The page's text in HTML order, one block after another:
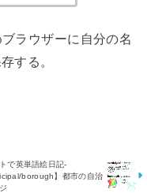
ラウザーに自分の名
する。
で英単語絵日記-
borough】都市の自治